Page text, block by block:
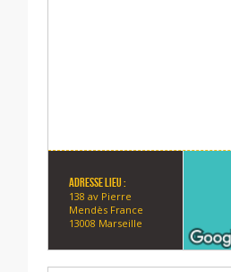
Adresse lieu :
138 av Pierre
Mendès France
13008 Marseille